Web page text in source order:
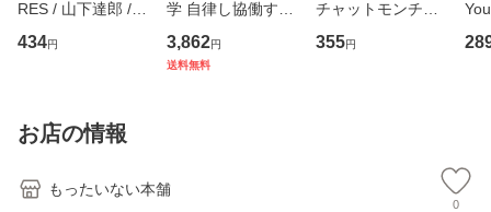
RES / 山下達郎 /
イーストウエス
ト・ジャパン [CD]
434円
学 自律し協働する
専門職の看護マネ
ジメントスキル 改
3,862円
送料無料
チャットモンチー /
キューンレコード
[CD]【メール便送
355円
のが
お店の情報
もったいない本舗
0